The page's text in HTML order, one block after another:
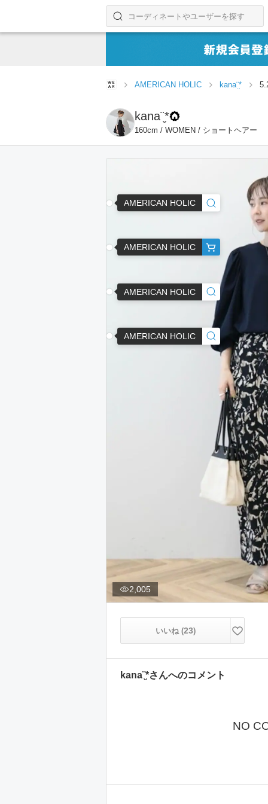
コーディネートやユーザーを探す
検索する
AMERICAN HOLIC kana¨̮*
kana¨̮*
160cm / WOMEN / ショートヘアー
AMERICAN HOLIC
AMERICAN HOLIC
AMERICAN HOLIC
AMERICAN HOLIC
2,005
いいね (23)
kana¨̮*さんへのコメント
NO